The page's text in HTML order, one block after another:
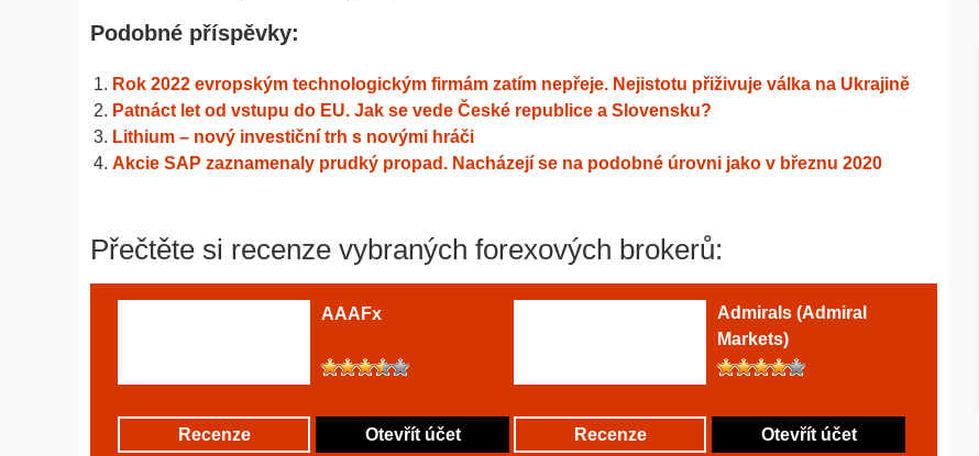
Podobné příspěvky:
Rok 2022 evropským technologickým firmám zatím nepřeje. Nejistotu přiživuje válka na Ukrajině
Patnáct let od vstupu do EU. Jak se vede České republice a Slovensku?
Lithium – nový investiční trh s novými hráči
Akcie SAP zaznamenaly prudký propad. Nacházejí se na podobné úrovni jako v březnu 2020
Přečtěte si recenze vybraných forexových brokerů:
AAAFx
Recenze Otevřít účet
Admirals (Admiral
Markets)
Recenze Otevřít účet